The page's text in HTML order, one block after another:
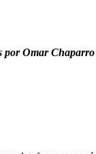
por Omar Chaparro